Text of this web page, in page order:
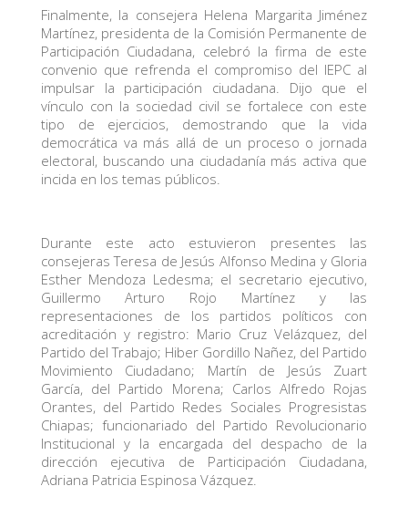
Finalmente, la consejera Helena Margarita Jiménez
Martínez, presidenta de la Comisión Permanente de
Participación Ciudadana, celebró la firma de este
convenio que refrenda el compromiso del IEPC al
impulsar la participación ciudadana. Dijo que el
vínculo con la sociedad civil se fortalece con este
tipo de ejercicios, demostrando que la vida
democrática va más allá de un proceso o jornada
electoral, buscando una ciudadanía más activa que
incida en los temas públicos.
Durante este acto estuvieron presentes las
consejeras Teresa de Jesús Alfonso Medina y Gloria
Esther Mendoza Ledesma; el secretario ejecutivo,
Guillermo Arturo Rojo Martínez y las
representaciones de los partidos políticos con
acreditación y registro: Mario Cruz Velázquez, del
Partido del Trabajo; Hiber Gordillo Nañez, del Partido
Movimiento Ciudadano; Martín de Jesús Zuart
García, del Partido Morena; Carlos Alfredo Rojas
Orantes, del Partido Redes Sociales Progresistas
Chiapas; funcionariado del Partido Revolucionario
Institucional y la encargada del despacho de la
dirección ejecutiva de Participación Ciudadana,
Adriana Patricia Espinosa Vázquez.